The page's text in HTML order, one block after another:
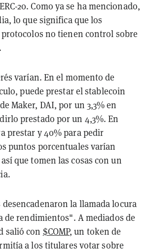
20. Como ya se ha mencionado,
lo que significa que los
protocolos no tienen control sobre
varían. En el momento de
puede prestar el stablecoin
Maker, DAI, por un 3,3% en
prestado por un 4,3%. En
prestar y 40% para pedir
puntos porcentuales varían
que tomen las cosas con un
la llamada locura
de rendimientos". A mediados de
salió con $COMP, un token de
a los titulares votar sobre